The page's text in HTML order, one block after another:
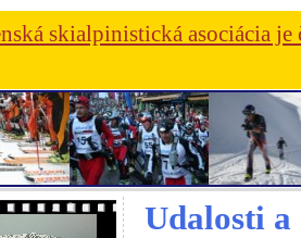
skialpinistická asociácia
Udalosti a